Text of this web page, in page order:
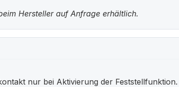
Hersteller auf Anfrage erhältlich.
nur bei Aktivierung der Feststellfunktion.